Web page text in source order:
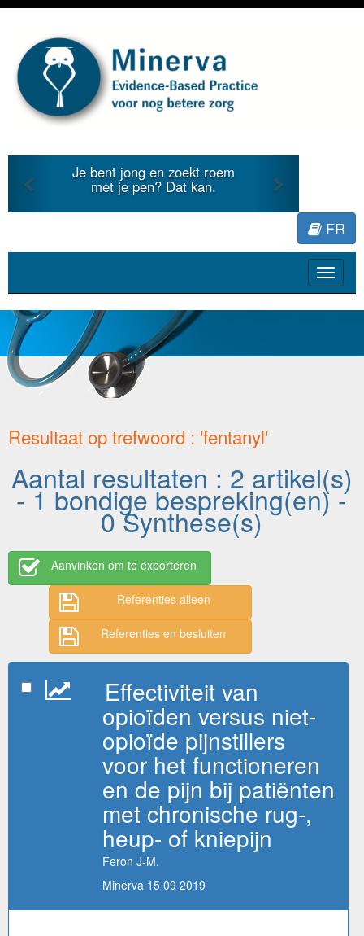
Je bent jong en zoekt roem
met je pen? Dat kan.
Previous
FR
Toggle
Resultaat op trefwoord : 'fentanyl'
Aantal resultaten : 2 artikel(s)
- 1 bondige bespreking(en) -
0 Synthese(s)
Aanvinken om te exporteren
Referenties alleen
Referenties en besluiten
Effectiviteit van
opioïden versus niet-
opioïde pijnstillers
voor het functioneren
en de pijn bij patiënten
met chronische rug-,
heup- of kniepijn
Feron J-M.
Minerva 15 09 2019